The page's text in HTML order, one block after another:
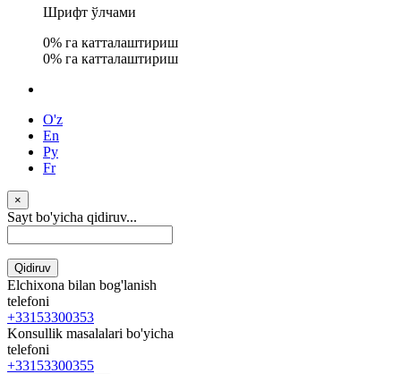
Шрифт ўлчами
0% га катталаштириш
0% га катталаштириш
O'z
En
Ру
Fr
×
Sayt bo'yicha qidiruv...
Qidiruv
Elchixona bilan bog'lanish
telefoni
+33153300353
Konsullik masalalari bo'yicha
telefoni
+33153300355